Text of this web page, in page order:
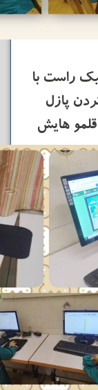
راست با
پازل
قلمو هایش